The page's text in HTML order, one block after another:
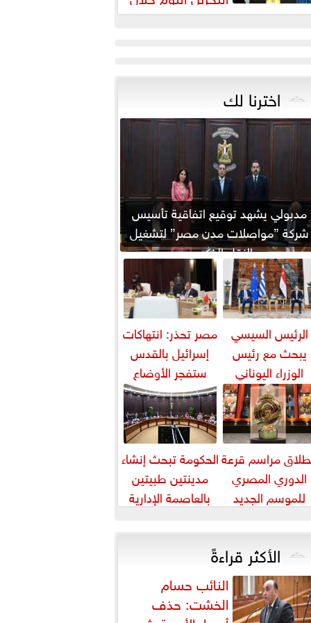
لمصر
اخترنا لك
مدبولي يشهد توقيع اتفاقية تأسيس
شركة ”مواصلات مدن مصر” لتشغيل
النقل الذكي...
الرئيس السيسي
يبحث مع رئيس
الوزراء اليوناني
الثنائي في
مجال الطاقة...
مصر تحذر: انتهاكات
إسرائيل بالقدس
ستفجر الأوضاع
بالمنطقة
مراسم قرعة
الدوري المصري
للموسم الجديد
الحكومة تبحث إنشاء
مدينتين طبيتين
بالعاصمة الإدارية
5 مليارات دورلا٨
الأكثر قراءةً
النائب حسام
الخشت: حذف